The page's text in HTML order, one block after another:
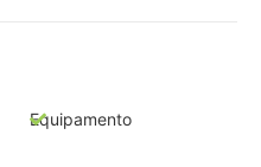
Equipamento